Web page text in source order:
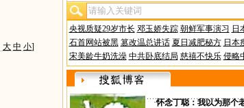
大 中 小]
央视质疑29岁市长 邓玉娇失踪 朝鲜军事演习 日
石首网站被黑 篡改温总讲话 夏日减肥秘方 日本
宋美龄牛奶洗澡 中共卧底结局 慈禧不快乐 侵略
·怀念丁聪：我以为那个